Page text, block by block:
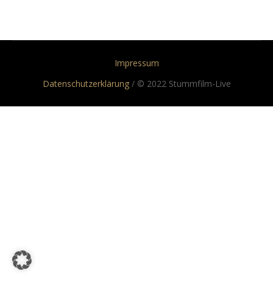
Impressum
Datenschutzerklärung/ © 2022 Stummfilm-Live